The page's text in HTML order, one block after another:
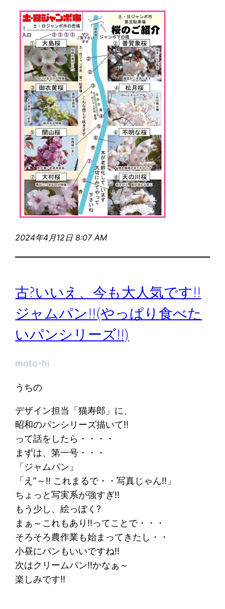
2024年4月12日 8:07 AM
古?いいえ、今も大人気です!!
ジャムパン!!(やっぱり食べた
いパンシリーズ!!)
moto-hi
うちの
デザイン担当「猫寿郎」に、
昭和のパンシリーズ描いて!!
って話をしたら・・・・
まずは、第一号・・・
「ジャムパン」
「え”～!! これまるで・・写真じゃん!!」
ちょっと写実系が強すぎ!!
もう少し、絵っぽく?
まぁ～これもあり!!ってことで・・・
そろそろ農作業も始まってきたし・・
小昼にパンもいいですね!!
次はクリームパン!!かなぁ～
楽しみです!!